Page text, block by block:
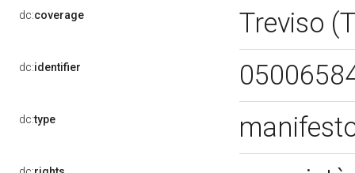
dc:coverage Treviso
dc:identifier
dc:type